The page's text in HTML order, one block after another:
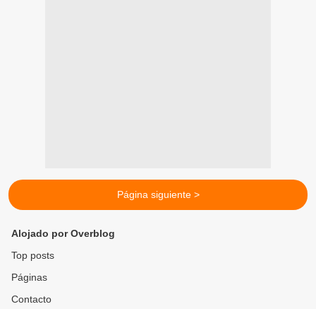
Página siguiente >
Alojado por Overblog
Top posts
Páginas
Contacto